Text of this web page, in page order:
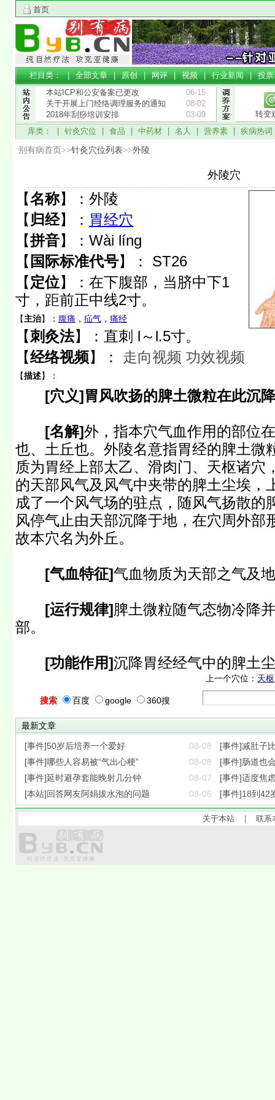
首页
栏目类： |全部文章|原创|网评|视频|行业新闻|投
本站ICP和公安备案已更改
06-15
关于开展上门经络调理服务的通知
08-02
2018年刮痧培训安排
03-09
转变
库类： | 针灸穴位 食品 中药材 名人 营养素 疾病热词
别有病首页>>针灸穴位列表>>外陵
外陵穴
【名称】： 外陵
【 归经】： 胃经穴
【拼音】： Wài líng
【 国际标准代号】： ST26
【 定位】： 在下腹部，当脐中下1
寸，距前正中线2寸。
【主治】： 腹痛 ， 疝气 ， 痛经
【刺灸法】：直刺 l～l.5寸。
【经络视频】： 走向视频 功效视频
【描述】：
[穴义]胃风吹扬的脾土微粒在此沉
[名解]外，指本穴气血作用的部位
也、土丘也。外陵名意指胃经的脾土微
质为胃经上部太乙、滑肉门、天枢诸穴
的天部风气及风气中夹带的脾土尘埃，
成了一个风气场的驻点，随风气扬散的
风停气止由天部沉降于地，在穴周外部
故本穴名为外丘。
[气血特征]气血物质为天部之气及
[运行规律]脾土微粒随气态物冷降
部。
[功能作用]沉降胃经经气中的脾土
上一个穴位： 天枢
搜索 百度 google 360搜
最新文章
[事件]50岁后培养一个爱好 08-08
[事件]减肚子
[事件]哪些人容易被“气出心梗”
08-08
[事件]肠道也
[事件]延时避孕套能晚射几分钟
08-07
[事件]适度焦
[本站]回答网友阿娟拔水泡的问题
08-06 [事件]18到42
关于本站 |联系